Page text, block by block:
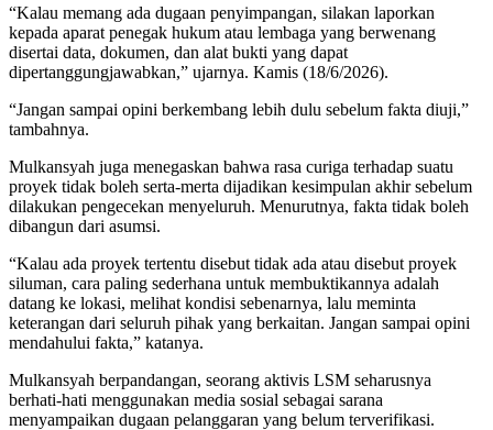
“Kalau memang ada dugaan penyimpangan, silakan laporkan
kepada aparat penegak hukum atau lembaga yang berwenang
disertai data, dokumen, dan alat bukti yang dapat
dipertanggungjawabkan,” ujarnya. Kamis (18/6/2026).
“Jangan sampai opini berkembang lebih dulu sebelum fakta diuji,”
tambahnya.
Mulkansyah juga menegaskan bahwa rasa curiga terhadap suatu
proyek tidak boleh serta-merta dijadikan kesimpulan akhir sebelum
dilakukan pengecekan menyeluruh. Menurutnya, fakta tidak boleh
dibangun dari asumsi.
“Kalau ada proyek tertentu disebut tidak ada atau disebut proyek
siluman, cara paling sederhana untuk membuktikannya adalah
datang ke lokasi, melihat kondisi sebenarnya, lalu meminta
keterangan dari seluruh pihak yang berkaitan. Jangan sampai opini
mendahului fakta,” katanya.
Mulkansyah berpandangan, seorang aktivis LSM seharusnya
berhati-hati menggunakan media sosial sebagai sarana
menyampaikan dugaan pelanggaran yang belum terverifikasi.